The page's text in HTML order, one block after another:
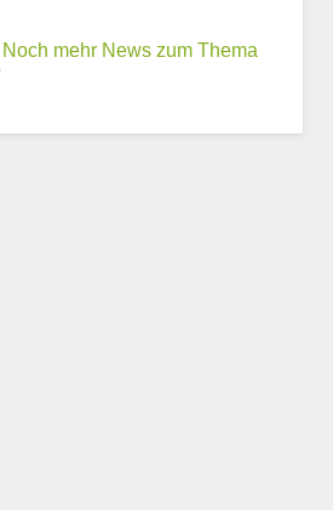
Noch mehr News zum Thema